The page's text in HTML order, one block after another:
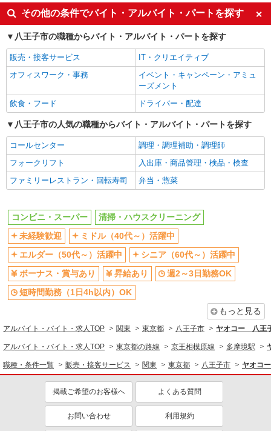
同じ特徴から多摩境駅の求人を探す
未経験歓迎
ミドル（40代～）活躍中
エルダー（50代～）活躍中
シニア（60代～）活躍中
ボーナス・賞与あり
昇給あり
短時間勤務（1日4h以内）OK
扶養内勤務OK
交通費支給
社会保険あり
社員登用あり
同じ職種から求人を探す
販売・接客サービス
コンビニ・スーパー
清掃・ハウスクリーニング
同じ特徴から求人を探す
未経験歓迎
ミドル（40代～）活躍中
ボーナス・賞与あり
週2～3日勤務OK
短時間勤務（1日4h以内）OK
社員登用あり
その他の条件でバイト・アルバイト・パートを探す
八王子市の職種からバイト・アルバイト・パートを探す
販売・接客サービス
IT・クリエイティブ
オフィスワーク・事務
イベント・キャンペーン・アミュ
ーズメント
飲食・フード
ドライバー・配達
八王子市の人気の職種からバイト・アルバイト・パートを探す
コールセンター
調理・調理補助・調理師
フォークリフト
入出庫・商品管理・検品・検査
ファミリーレストラン・回転寿司
弁当・惣菜
コンビニ・スーパー
清掃・ハウスクリーニング
未経験歓迎
ミドル（40代～）活躍中
エルダー（50代～）活躍中
シニア（60代～）活躍中
ボーナス・賞与あり
昇給あり
週2～3日勤務OK
短時間勤務（1日4h以内）OK
もっと見る
アルバイト・バイト・求人TOP 関東 東京都 八王子市 ヤオコー 八王
アルバイト・バイト・求人TOP 東京都の路線 京王相模原線 多摩境駅
職種・条件一覧 販売・接客サービス 関東 東京都 八王子市 ヤオコ
掲載ご希望のお客様へ よくある質問
お問い合わせ 利用規約